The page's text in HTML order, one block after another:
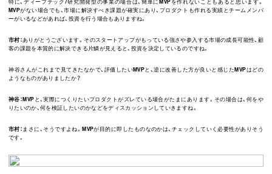
特に、ディープテック/研究開発型の事業の場合は、簡単にMVPを作れないこともあると思います。
MVPがない場合でも、市場に解決すべき課題が確実にあり、プロダクトも作れる実績とチームメンバ
ーがいるなどがあれば、投資を行う場合もありますね。
市村：ありがとうございます。そのスタートアップがもっている強さや参入する市場の成長可能性、顧
客の課題を本質的に解決できる片鱗が見えると、投資を決定しているのですね。
神谷さんがこれまで見てきたなかで、評価したいMVPと、逆に改善した方が良いと感じたMVPはどの
ようなものがありましたか？
神谷： MVPと、実際につくりたいプロダクトがズレている場合がたまにあります。その場合は、何をや
りたいのか、何を検証したいのかなどをディスカッションしていきますね。
市村： まさに、そうですよね。MVPが目的に即したものなのかは、チェックしていく必要性がありそう
です。